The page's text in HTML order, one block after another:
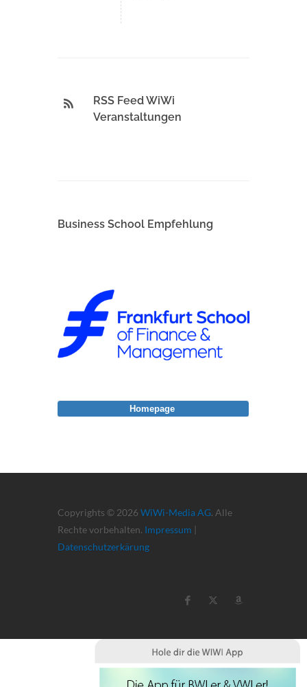
RSS Feed WiWi
Veranstaltungen
Business School Empfehlung
Copyrights © 2026 WiWi-Media AG. Alle
Rechte vorbehalten. Impressum |
Datenschutzerkärung
Homepage